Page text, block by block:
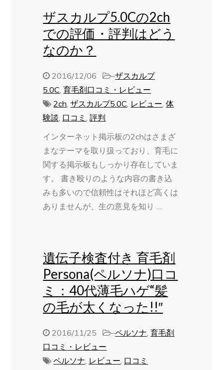
ザスカルプ5.0Cの2ch
での評価・評判はどう
なのか？
2016/12/06 –ザスカルプ
5.0C,育毛剤口コミ・レビュー
2ch,ザスカルプ5.0C, レビュー,体
験談, 口コミ,評判
インターネット掲示板の2chはさまざ
まなテーマを取り扱っており、育毛に
関する掲示板もしっかり存在していま
す。 書き殴りのような内容の書き込
みも多いので信頼性はそれほど高くは
ありませんが、生の意見を知り …
遺伝子検査付き 育毛剤
Persona(ペルソナ)口コ
ミ：40代薄毛ハゲ“髪
の毛が太くなった!!″
2016/11/25 –ペルソナ,育毛剤
口コミ・レビュー
ペルソナ, レビュー, 口コミ